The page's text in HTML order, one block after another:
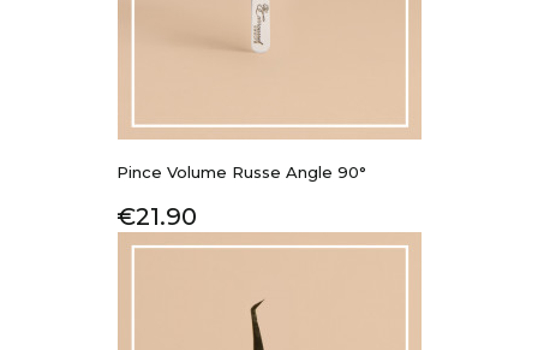
Pince Volume Russe Angle 90°
Price
€21.90